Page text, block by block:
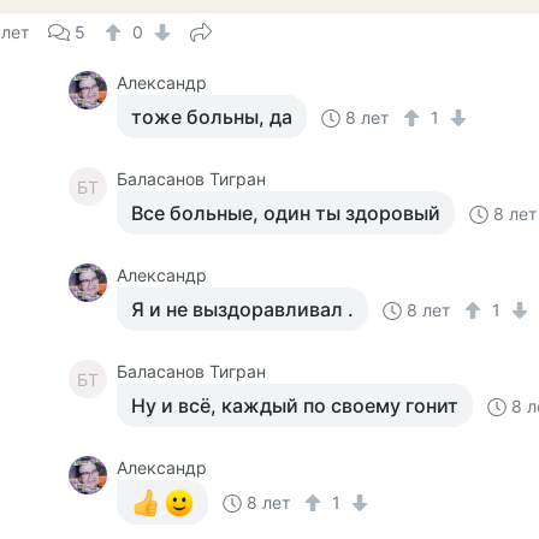
5 0
Александр
тоже больны, да 8 лет 1
БТ Баласанов Тигран
Все больные, один ты здоровый 8 лет
Александр
Я и не выздоравливал . 8 лет 1
БТ Баласанов Тигран
Ну и всё, каждый по своему гонит 8
Александр
8 лет
1